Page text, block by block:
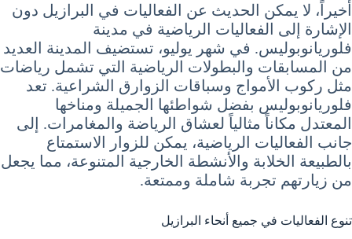
أخيراً، لا يمكن الحديث عن الفعاليات في البرازيل دون
الإشارة إلى الفعاليات الرياضية في مدينة
فلوريانوبوليس. في شهر يوليو، تستضيف المدينة العديد
من المسابقات والبطولات الرياضية التي تشمل رياضات
مثل ركوب الأمواج وسباقات الزوارق الشراعية. تعد
فلوريانوبوليس بفضل شواطئها الجميلة ومناخها
المعتدل مكاناً مثالياً لعشاق الرياضة والمغامرات. إلى
جانب الفعاليات الرياضية، يمكن للزوار الاستمتاع
بالطبيعة الخلابة والأنشطة الخارجية المتنوعة، مما يجعل
من زيارتهم تجربة شاملة وممتعة.
تنوع الفعاليات في جميع أنحاء البرازيل